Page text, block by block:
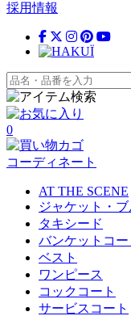
採用情報
0
コーディネート
AT THE SCENE
ジャケット・
タキシード
バンケットコー
ベスト
ワンピース
コックコート
サービスコート